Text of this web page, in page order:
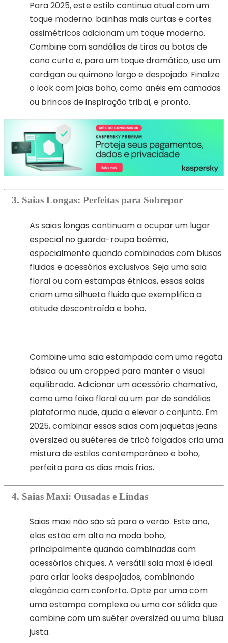
Para 2025, este estilo continua atual com um
toque moderno: bainhas mais curtas e cortes
assimétricos adicionam um toque moderno.
Combine com sandálias de tiras ou botas de
cano curto e, para um toque dramático, use um
cardigan ou quimono largo e despojado. Finalize
o look com joias boho, como anéis em camadas
ou brincos de inspiração tribal, e pronto.
3. Saias Longas: Perfeitas para Sobrepor
As saias longas continuam a ocupar um lugar
especial no guarda-roupa boêmio,
especialmente quando combinadas com blusas
fluidas e acessórios exclusivos. Seja uma saia
floral ou com estampas étnicas, essas saias
criam uma silhueta fluida que exemplifica a
atitude descontraída e boho.
Combine uma saia estampada com uma regata
básica ou um cropped para manter o visual
equilibrado. Adicionar um acessório chamativo,
como uma faixa floral ou um par de sandálias
plataforma nude, ajuda a elevar o conjunto. Em
2025, combinar essas saias com jaquetas jeans
oversized ou suéteres de tricô folgados cria uma
mistura de estilos contemporâneo e boho,
perfeita para os dias mais frios.
4. Saias Maxi: Ousadas e Lindas
Saias maxi não são só para o verão. Este ano,
elas estão em alta na moda boho,
principalmente quando combinadas com
acessórios chiques. A versátil saia maxi é ideal
para criar looks despojados, combinando
elegância com conforto. Opte por uma com
uma estampa complexa ou uma cor sólida que
combine com um suéter oversized ou uma blusa
justa.